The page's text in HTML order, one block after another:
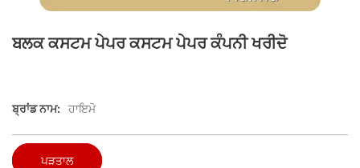
ਬਲਕ ਕਸਟਮ ਪੇਪਰ ਕਸਟਮ ਪੇਪਰ ਕੰਪਨੀ ਖਰੀਦੋ
ਬ੍ਰਾਂਡ ਨਾਮ: ਹਾਇਮੋ
ਪੜਤਾਲ